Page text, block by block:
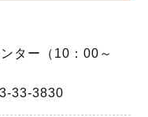
ター（10：00～
33-3830